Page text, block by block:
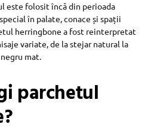
este folosit încă din perioada
în palate, conace și spații
herringbone a fost reinterpretat
variate, de la stejar natural la
mat.
parchetul